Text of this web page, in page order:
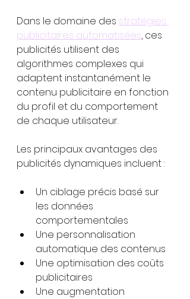
Dans le domaine des stratégies
publicitaires automatisées, ces
publicités utilisent des
algorithmes complexes qui
adaptent instantanément le
contenu publicitaire en fonction
du profil et du comportement
de chaque utilisateur.
Les principaux avantages des
publicités dynamiques incluent :
Un ciblage précis basé sur
les données
comportementales
Une personnalisation
automatique des contenus
Une optimisation des coûts
publicitaires
Une augmentation